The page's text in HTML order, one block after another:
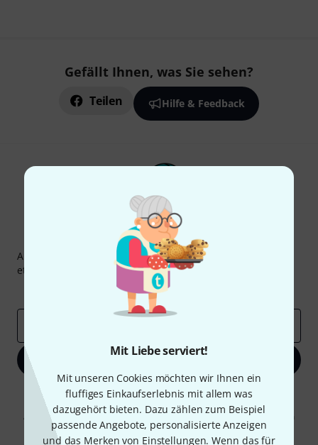
Mit Liebe serviert!
Mit unseren Cookies möchten wir Ihnen ein
fluffiges Einkaufserlebnis mit allem was
dazugehört bieten. Dazu zählen zum Beispiel
passende Angebote, personalisierte Anzeigen
und das Merken von Einstellungen. Wenn das für
Gefällt Ihnen, was Sie sehen?
Teilen Hilfe & Feedback
Thomann Newsletter
Abonniere den Thomann Newsletter und gewinne mit
etwas Glück einen von50 Gutscheinen
Inspirierende Beiträge
Deals
Jetzt anmelden
Mit Klick auf „Jetzt anmelden“ stimmen Sie dem Erhalt von E-Mail-
Werbung und einer Messung des E-Mail-Nutzungsverhaltens zu. Die
Abmeldung ist jederzeit möglich. Weitere Informationen finden Sie in
unserenDatenschutzhinweisen.